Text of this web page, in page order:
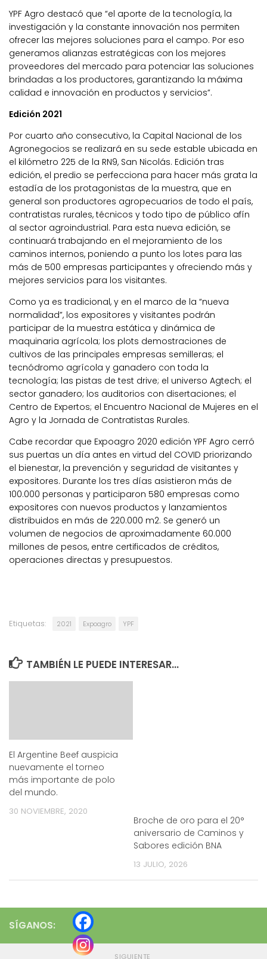
YPF Agro destacó que “el aporte de la tecnología, la
investigación y la constante innovación nos permiten
ofrecer las mejores soluciones para el campo. Por eso
generamos alianzas estratégicas con los mejores
proveedores del mercado para potenciar las soluciones
brindadas a los productores, garantizando la máxima
calidad e innovación en productos y servicios”.
Edición 2021
Por cuarto año consecutivo, la Capital Nacional de los
Agronegocios se realizará en su sede estable ubicada en
el kilómetro 225 de la RN9, San Nicolás. Edición tras
edición, el predio se perfecciona para hacer más grata la
estadía de los protagonistas de la muestra, que en
general son productores agropecuarios de todo el país,
contratistas rurales, técnicos y todo tipo de público afín
al sector agroindustrial. Para esta nueva edición, se
continuará trabajando en el mejoramiento de los
caminos internos, poniendo a punto los lotes para las
más de 500 empresas participantes y ofreciendo más y
mejores servicios para los visitantes.
Como ya es tradicional, y en el marco de la “nueva
normalidad”, los expositores y visitantes podrán
participar de la muestra estática y dinámica de
maquinaria agrícola; los plots demostraciones de
cultivos de las principales empresas semilleras; el
tecnódromo agrícola y ganadero con toda la
tecnología; las pistas de test drive; el universo Agtech; el
sector ganadero; los auditorios con disertaciones; el
Centro de Expertos; el Encuentro Nacional de Mujeres en el
Agro y la Jornada de Contratistas Rurales.
Cabe recordar que Expoagro 2020 edición YPF Agro cerró
sus puertas un día antes en virtud del COVID priorizando
el bienestar, la prevención y seguridad de visitantes y
expositores. Durante los tres días asistieron más de
100.000 personas y participaron 580 empresas como
expositores con nuevos productos y lanzamientos
distribuidos en más de 220.000 m2. Se generó un
volumen de negocios de aproximadamente 60.000
millones de pesos, entre certificados de créditos,
operaciones directas y presupuestos.
Etiquetas: 2021 Expoagro YPF
TAMBIÉN LE PUEDE INTERESAR...
El Argentine Beef auspicia
nuevamente el torneo
más importante de polo
del mundo.
30 NOVIEMBRE, 2020
Broche de oro para el 20°
aniversario de Caminos y
Sabores edición BNA
13 JULIO, 2026
SÍGANOS:
SIGUIENTE